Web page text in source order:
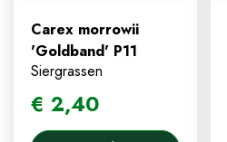
Carex morrowii
'Goldband' P11
Siergrassen
€ 2,40